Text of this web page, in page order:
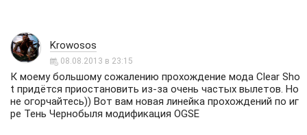
Krowosos
08.08.2013 в 23:15
К моему большому сожалению прохождение мода Clear Sho
t придётся приостановить из-за очень частых вылетов. Но
не огорчайтесь)) Вот вам новая линейка прохождений по иг
ре Тень Чернобыля модификация OGSE